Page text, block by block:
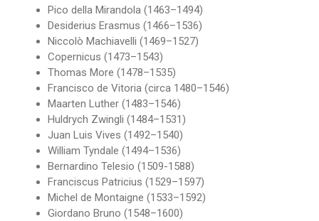
Pico della Mirandola (1463–1494)
Desiderius Erasmus (1466–1536)
Niccolò Machiavelli (1469–1527)
Copernicus (1473–1543)
Thomas More (1478–1535)
Francisco de Vitoria (circa 1480–1546)
Maarten Luther (1483–1546)
Huldrych Zwingli (1484–1531)
Juan Luis Vives (1492–1540)
William Tyndale (1494–1536)
Bernardino Telesio (1509-1588)
Franciscus Patricius (1529–1597)
Michel de Montaigne (1533–1592)
Giordano Bruno (1548–1600)